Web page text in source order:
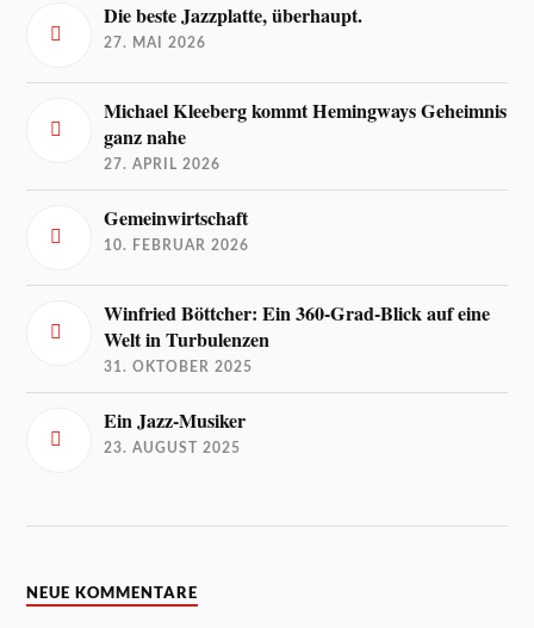
Die beste Jazzplatte, überhaupt.
27. MAI 2026
Michael Kleeberg kommt Hemingways Geheimnis
ganz nahe
27. APRIL 2026
Gemeinwirtschaft
10. FEBRUAR 2026
Winfried Böttcher: Ein 360-Grad-Blick auf eine
Welt in Turbulenzen
31. OKTOBER 2025
Ein Jazz-Musiker
23. AUGUST 2025
NEUE KOMMENTARE